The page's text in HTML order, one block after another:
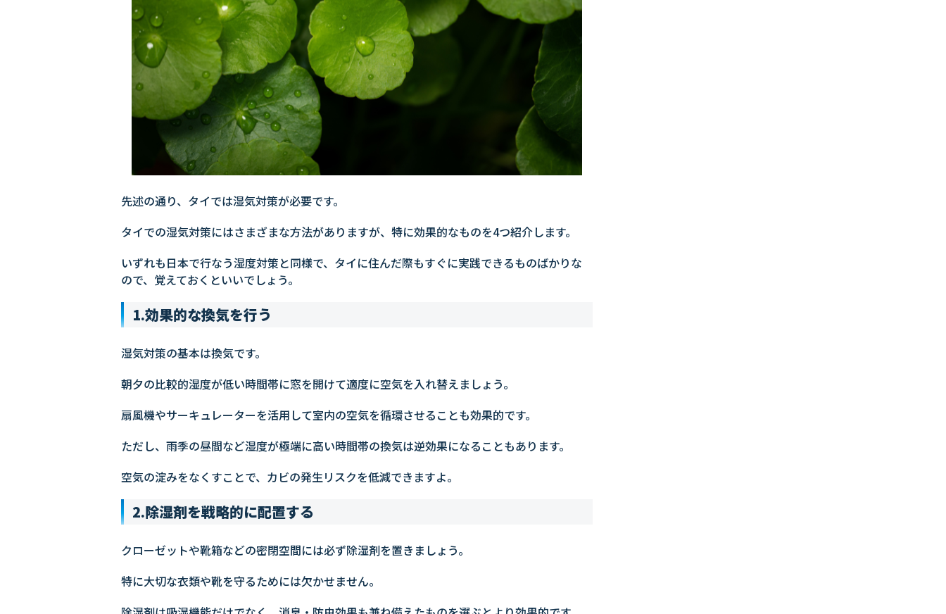
先述の通り、タイでは湿気対策が必要です。
タイでの湿気対策にはさまざまな方法がありますが、特に効果的なものを4つ紹介します。
いずれも日本で行なう湿度対策と同様で、タイに住んだ際もすぐに実践できるものばかりな
ので、覚えておくといいでしょう。
1.効果的な換気を行う
湿気対策の基本は換気です。
朝夕の比較的湿度が低い時間帯に窓を開けて適度に空気を入れ替えましょう。
扇風機やサーキュレーターを活用して室内の空気を循環させることも効果的です。
ただし、雨季の昼間など湿度が極端に高い時間帯の換気は逆効果になることもあります。
空気の淀みをなくすことで、カビの発生リスクを低減できますよ。
2.除湿剤を戦略的に配置する
クローゼットや靴箱などの密閉空間には必ず除湿剤を置きましょう。
特に大切な衣類や靴を守るためには欠かせません。